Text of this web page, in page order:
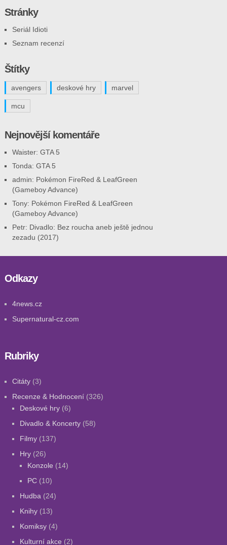
Stránky
Seriál Idioti
Seznam recenzí
Štítky
avengers deskové hry marvel
mcu
Nejnovější komentáře
Waister: GTA 5
Tonda: GTA 5
admin: Pokémon FireRed & LeafGreen
(Gameboy Advance)
Tony: Pokémon FireRed & LeafGreen
(Gameboy Advance)
Petr: Divadlo: Bez roucha aneb ještě jednou
zezadu (2017)
Odkazy
4news.cz
Supernatural-cz.com
Rubriky
Citáty(3)
Recenze & Hodnocení(326)
Deskové hry(6)
Divadlo & Koncerty(58)
Filmy(137)
Hry(26)
Konzole (14)
PC(10)
Hudba (24)
Knihy(13)
Komiksy(4)
Kulturní akce (2)